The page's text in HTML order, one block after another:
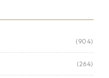
(904)
(264)